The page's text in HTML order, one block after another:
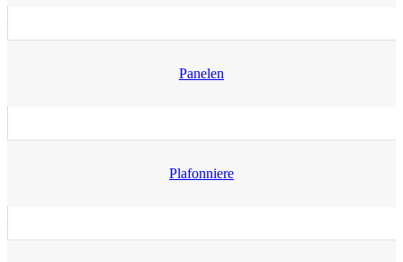
Panelen
Plafonniere